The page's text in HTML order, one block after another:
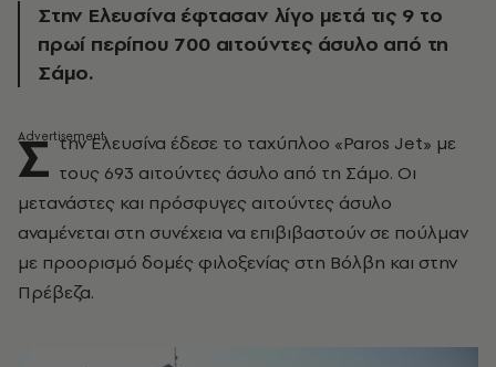
Στην Ελευσίνα έφτασαν λίγο μετά τις 9 το
πρωί περίπου 700 αιτούντες άσυλο από τη
Σάμο.
Σ την Ελευσίνα έδεσε το ταχύπλοο «Paros Jet» με
τους 693 αιτούντες άσυλο από τη Σάμο. Οι
μετανάστες και πρόσφυγες αιτούντες άσυλο
αναμένεται στη συνέχεια να επιβιβαστούν σε πούλμαν
με προορισμό δομές φιλοξενίας στη Βόλβη και στην
Πρέβεζα.